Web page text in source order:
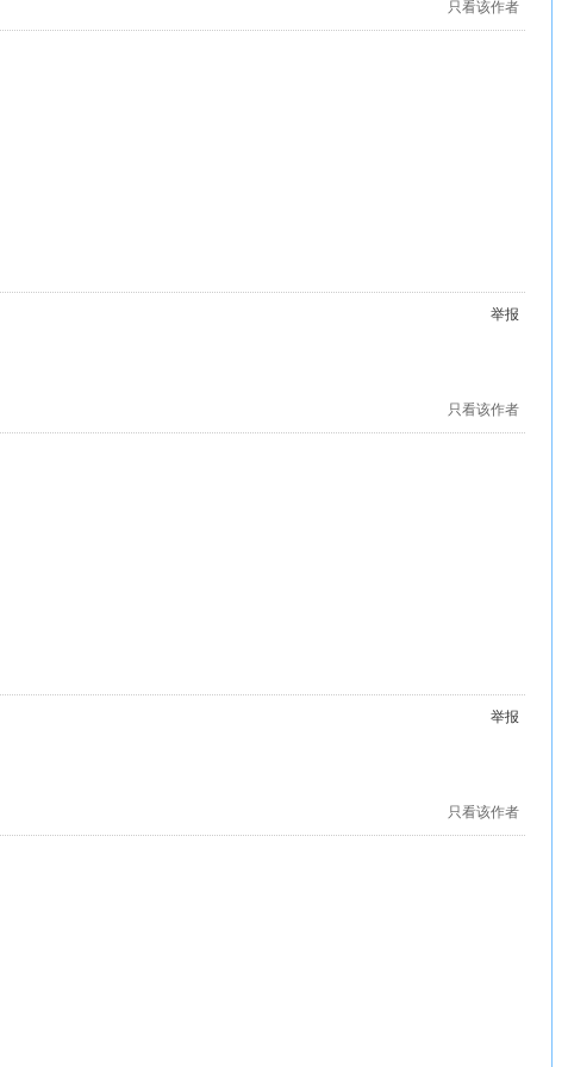
只看该作者
举报
只看该作者
举报
只看该作者